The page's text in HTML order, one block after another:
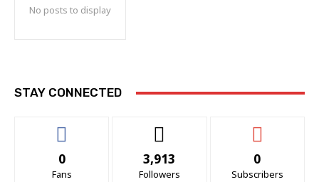
No posts to display
STAY CONNECTED
0
Fans
3,913
Followers
0
Subscribers